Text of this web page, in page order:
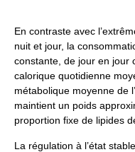
En contraste avec
nuit et jour, la
constante, de jour en jour
calorique quotidienne
métabolique moyenne de
maintient un poids
proportion fixe de lipides
La régulation à l’état